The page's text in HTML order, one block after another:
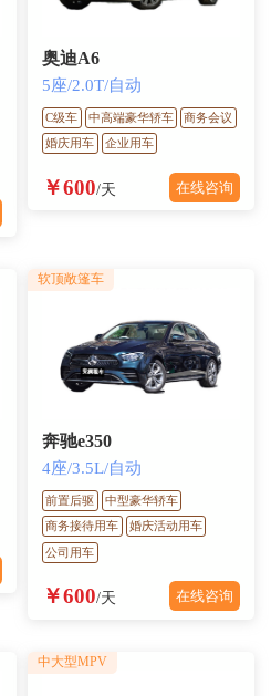
奥迪A6
5座/2.0T/自动
C级车 中高端豪华轿车
商务会议
婚庆用车
企业用车
￥600/天 在线咨询
奔驰e350
4座/3.5L/自动
前置后驱
中型豪华轿车
商务接待用车
婚庆活动用车
公司用车
￥600/天 在线咨询
软顶敞篷车
中大型MPV